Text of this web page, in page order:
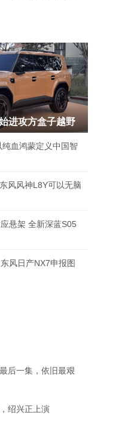
进攻方盒子越野
血鸿蒙定义中国智
风风神L8Y可以无脑
悬架 全新深蓝S05
风日产NX7申报图
后一集，依旧最艰
绍兴正上演